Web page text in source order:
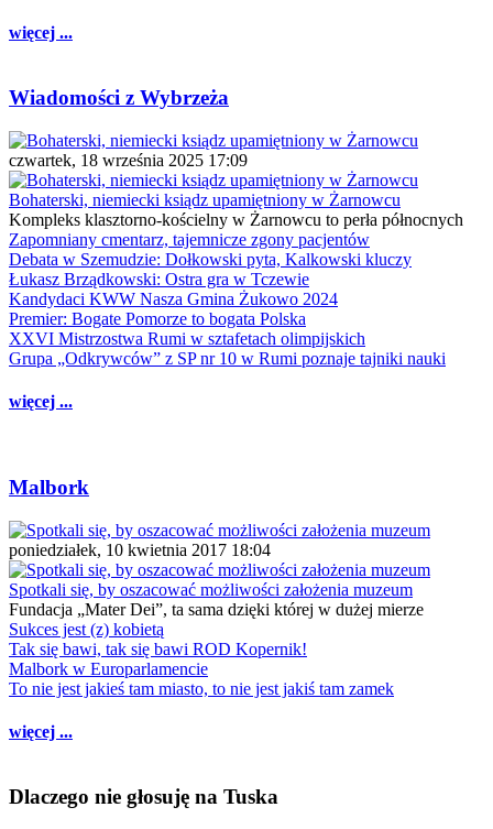
więcej ...
Wiadomości z Wybrzeża
czwartek, 18 września 2025 17:09
Bohaterski, niemiecki ksiądz upamiętniony w Żarnowcu
Kompleks klasztorno-kościelny w Żarnowcu to perła północnych
Zapomniany cmentarz, tajemnicze zgony pacjentów
Debata w Szemudzie: Dołkowski pyta, Kalkowski kluczy
Łukasz Brządkowski: Ostra gra w Tczewie
Kandydaci KWW Nasza Gmina Żukowo 2024
Premier: Bogate Pomorze to bogata Polska
XXVI Mistrzostwa Rumi w sztafetach olimpijskich
Grupa „Odkrywców” z SP nr 10 w Rumi poznaje tajniki nauki
więcej ...
Malbork
poniedziałek, 10 kwietnia 2017 18:04
Spotkali się, by oszacować możliwości założenia muzeum
Fundacja „Mater Dei”, ta sama dzięki której w dużej mierze
Sukces jest (z) kobietą
Tak się bawi, tak się bawi ROD Kopernik!
Malbork w Europarlamencie
To nie jest jakieś tam miasto, to nie jest jakiś tam zamek
więcej ...
Dlaczego nie głosuję na Tuska